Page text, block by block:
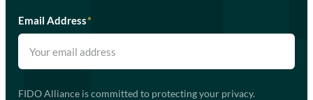
Email Address*
FIDO Alliance is committed to protecting your privacy.